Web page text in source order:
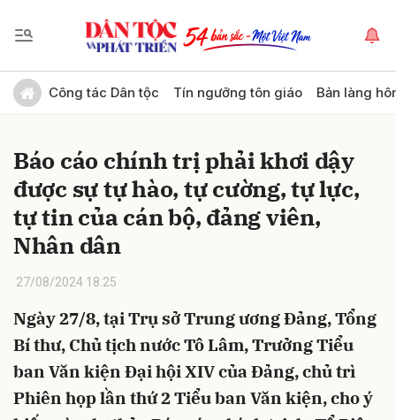
Công tác Dân tộc Tín ngưỡng tôn giáo Bản làng
Báo cáo chính trị phải khơi dậy
được sự tự hào, tự cường, tự lực,
tự tin của cán bộ, đảng viên,
Nhân dân
27/08/2024 18:25
Ngày 27/8, tại Trụ sở Trung ương Đảng, Tổng
Bí thư, Chủ tịch nước Tô Lâm, Trưởng Tiểu
ban Văn kiện Đại hội XIV của Đảng, chủ trì
Phiên họp lần thứ 2 Tiểu ban Văn kiện, cho ý
Gửi bình luận